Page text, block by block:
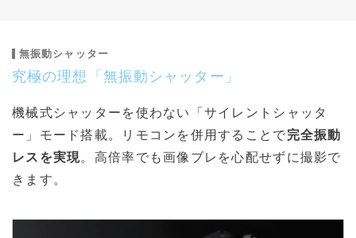
無振動シャッター
究極の理想「無振動シャッター」
機械式シャッターを使わない「サイレントシャッタ
ー」モード搭載。リモコンを併用することで完全振動
レスを実現。高倍率でも画像ブレを心配せずに撮影で
きます。